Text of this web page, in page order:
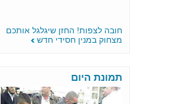
חובה לצפות! החזן שיגלגל אותכם
מצחוק במנין חסידי חדש
תמונת היום